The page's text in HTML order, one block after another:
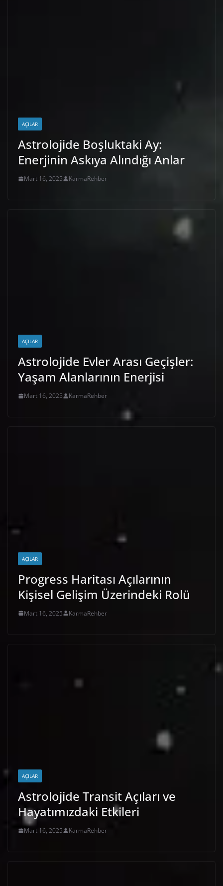
AÇILAR
Astrolojide Boşluktaki Ay:
Enerjinin Askıya Alındığı Anlar
Mart 16, 2025 KarmaRehber
AÇILAR
Astrolojide Evler Arası Geçişler:
Yaşam Alanlarının Enerjisi
Mart 16, 2025 KarmaRehber
AÇILAR
Progress Haritası Açılarının
Kişisel Gelişim Üzerindeki Rolü
Mart 16, 2025 KarmaRehber
AÇILAR
Astrolojide Transit Açıları ve
Hayatımızdaki Etkileri
Mart 16, 2025 KarmaRehber